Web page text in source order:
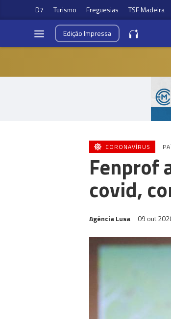
D7 Turismo Freguesias TSF Madeira
EdiçãoImpressa
CORONAVÍRUS
Fenprof
covid,
Agência Lusa 09 out